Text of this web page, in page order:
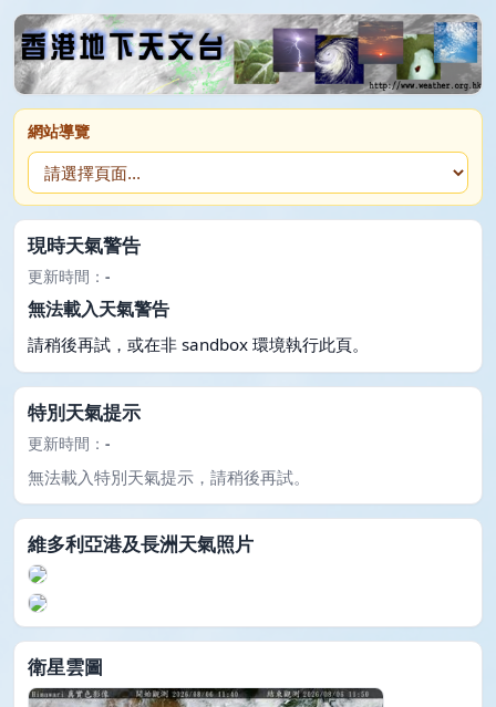
網站導覽
現時天氣警告
更新時間： -
無法載入天氣警告
請稍後再試，或在非 sandbox 環境執行此頁。
特別天氣提示
更新時間： -
無法載入特別天氣提示，請稍後再試。
維多利亞港及長洲天氣照片
衛星雲圖